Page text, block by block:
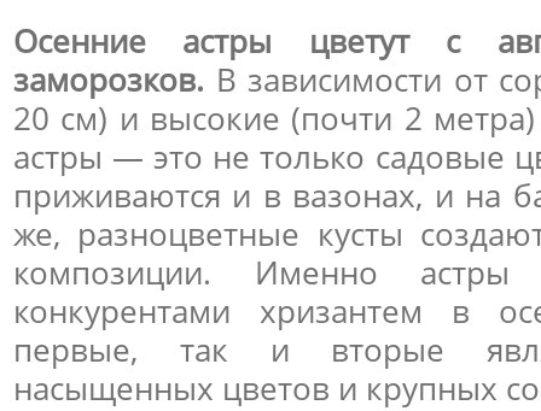
Осенние астры цветут с
заморозков. В зависимости от
20 см) и высокие (почти 2
астры — это не только садовые
приживаются и в вазонах, и на
же, разноцветные кусты
композиции. Именно астры
конкурентами хризантем в
первые, так и вторые
насыщенных цветов и крупных